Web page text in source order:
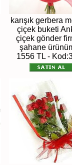
karışık gerbera
çiçek buketi
çiçek gönder
şahane
1556 TL -